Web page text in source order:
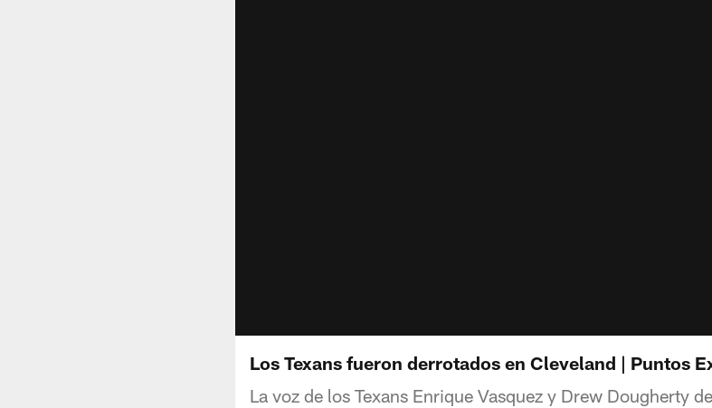
Los Texans fueron derrotados en Cleveland | Puntos
La voz de los Texans Enrique Vasquez y Drew Dougherty